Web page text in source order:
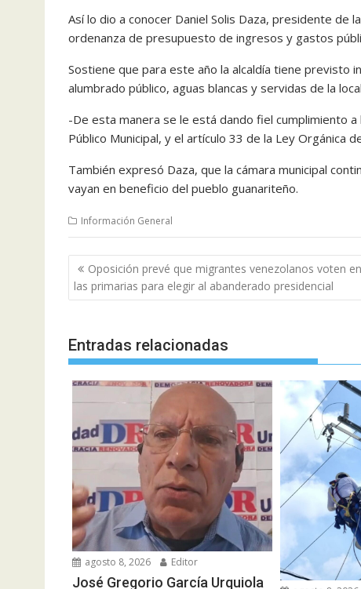
Así lo dio a conocer Daniel Solis Daza, presidente de
ordenanza de presupuesto de ingresos y gastos
Sostiene que para este año la alcaldía tiene previsto
alumbrado público, aguas blancas y servidas de la
-De esta manera se le está dando fiel cumplimiento
Público Municipal, y el artículo 33 de la Ley Orgánica
También expresó Daza, que la cámara municipal
vayan en beneficio del pueblo guanariteño.
Información General
Navegación
de
entradas
Oposición prevé que migrantes venezolanos voten en
las primarias para elegir al abanderado presidencial
Entradas relacionadas
agosto 8, 2026 Editor
José Gregorio García Urquiola